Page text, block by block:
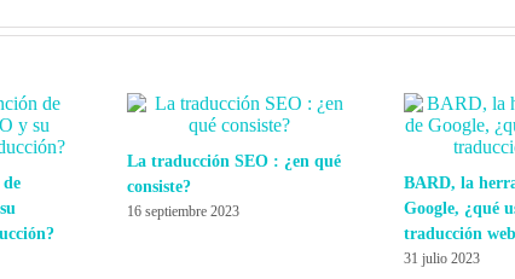
La traducción SEO : ¿en qué
consiste?
16 septiembre 2023
BARD, la
Google, ¿qué
traducción
31 julio 2023